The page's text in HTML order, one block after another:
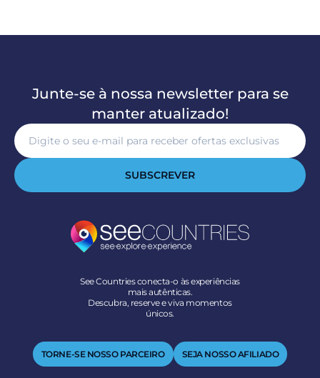
Junte-se à nossa newsletter para se
manter atualizado!
SUBSCREVER
See Countries conecta-o às experiências
mais autênticas.
Descubra, reserve e viva momentos
únicos.
TORNE-SE NOSSO PARCEIRO SEJA NOSSO AFILIADO